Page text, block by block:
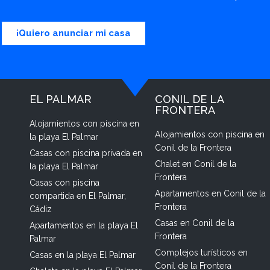
¡Quiero anunciar mi casa
EL PALMAR
Alojamientos con piscina en
la playa El Palmar
Casas con piscina privada en
la playa El Palmar
Casas con piscina
compartida en El Palmar,
Cádiz
Apartamentos en la playa El
Palmar
Casas en la playa El Palmar
CONIL DE LA
FRONTERA
Alojamientos con piscina en
Conil de la Frontera
Chalet en Conil de la
Frontera
Apartamentos en Conil de la
Frontera
Casas en Conil de la
Frontera
Complejos turísticos en
Conil de la Frontera